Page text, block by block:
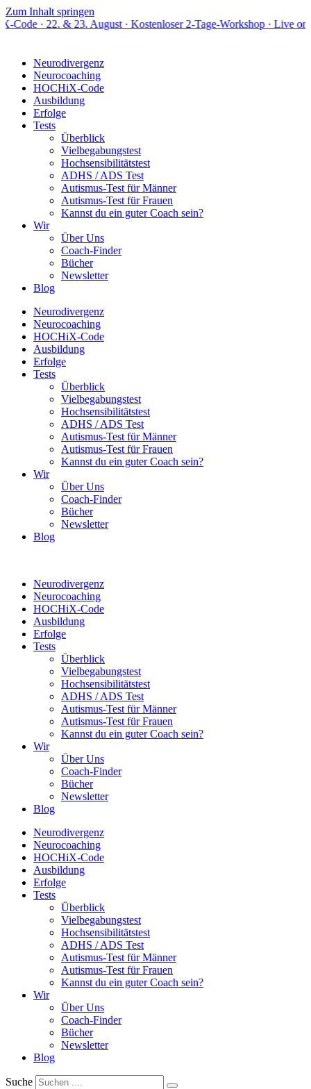
Zum Inhalt springen
& 23. August · Kostenloser 2-Tage-Workshop · Live online
Neurodivergenz
Neurocoaching
HOCHiX-Code
Ausbildung
Erfolge
Tests
Überblick
Vielbegabungstest
Hochsensibilitätstest
ADHS / ADS Test
Autismus-Test für Männer
Autismus-Test für Frauen
Kannst du ein guter Coach sein?
Wir
Über Uns
Coach-Finder
Bücher
Newsletter
Blog
Neurodivergenz
Neurocoaching
HOCHiX-Code
Ausbildung
Erfolge
Tests
Überblick
Vielbegabungstest
Hochsensibilitätstest
ADHS / ADS Test
Autismus-Test für Männer
Autismus-Test für Frauen
Kannst du ein guter Coach sein?
Wir
Über Uns
Coach-Finder
Bücher
Newsletter
Blog
Neurodivergenz
Neurocoaching
HOCHiX-Code
Ausbildung
Erfolge
Tests
Überblick
Vielbegabungstest
Hochsensibilitätstest
ADHS / ADS Test
Autismus-Test für Männer
Autismus-Test für Frauen
Kannst du ein guter Coach sein?
Wir
Über Uns
Coach-Finder
Bücher
Newsletter
Blog
Neurodivergenz
Neurocoaching
HOCHiX-Code
Ausbildung
Erfolge
Tests
Überblick
Vielbegabungstest
Hochsensibilitätstest
ADHS / ADS Test
Autismus-Test für Männer
Autismus-Test für Frauen
Kannst du ein guter Coach sein?
Wir
Über Uns
Coach-Finder
Bücher
Newsletter
Blog
Suche